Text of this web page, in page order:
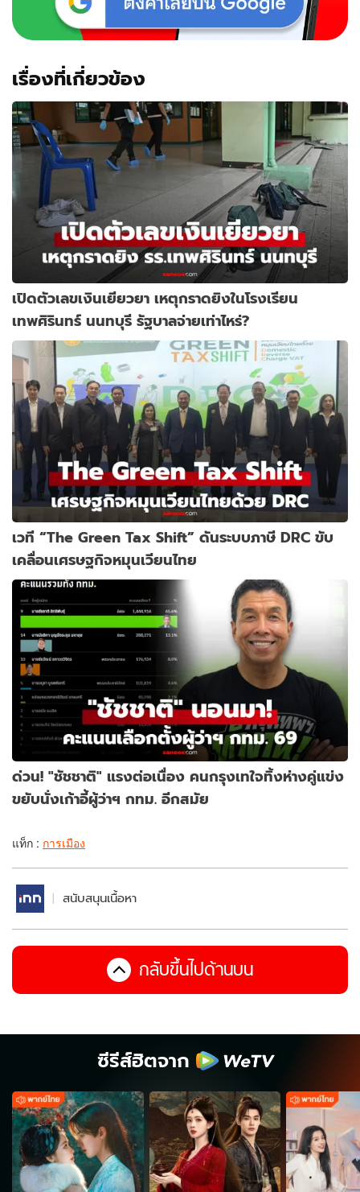
เรื่องที่เกี่ยวข้อง
เปิดตัวเลขเงินเยียวยา เหตุกราดยิงในโรงเรียน
เทพศิรินทร์ นนทบุรี รัฐบาลจ่ายเท่าไหร่?
เวที “The Green Tax Shift” ดันระบบภาษี DRC ขับ
เคลื่อนเศรษฐกิจหมุนเวียนไทย
ด่วน! "ชัชชาติ" แรงต่อเนื่อง คนกรุงเทใจทิ้งห่างคู่แข่ง
ขยับนั่งเก้าอี้ผู้ว่าฯ กทม. อีกสมัย
แท็ก : การเมือง
สนับสนุนเนื้อหา
กลับขึ้นไปด้านบน
ซีรีส์ฮิตจาก